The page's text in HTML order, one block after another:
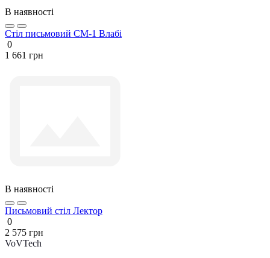
В наявності
Стіл письмовий СМ-1 Влабі
0
1 661 грн
В наявності
Письмовий стіл Лектор
0
2 575 грн
VoVTech